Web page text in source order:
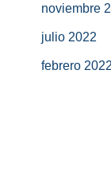
noviembre
julio 2022
febrero 2022